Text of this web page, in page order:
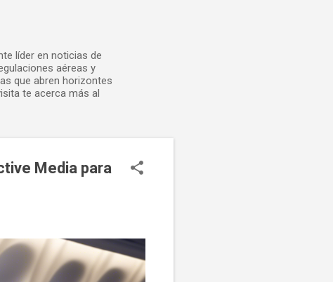
líder en noticias de
aéreas y
que abren horizontes
te acerca más al
Media para